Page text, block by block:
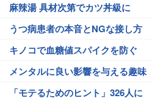
麻辣湯 具材次第でカツ丼級に
うつ病患者の本音とNGな接し方
キノコで血糖値スパイクを防ぐ
メンタルに良い影響を与える趣味
「モテるためのヒント」326人に